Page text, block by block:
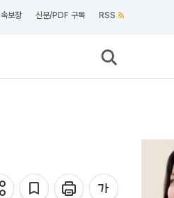
속보창 신문/PDF 구독 RSS